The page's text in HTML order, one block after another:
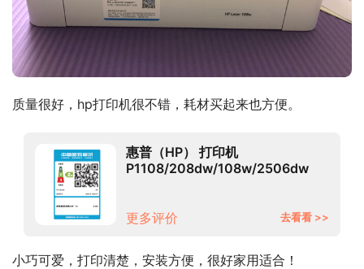
质量很好，hp打印机很不错，耗材买起来也方便。
惠普（HP） 打印机
P1108/208dw/108w/2506dw
代P1108
更多评价 去看看 >>
小巧可爱，打印清楚，安装方便，很好家用适合！